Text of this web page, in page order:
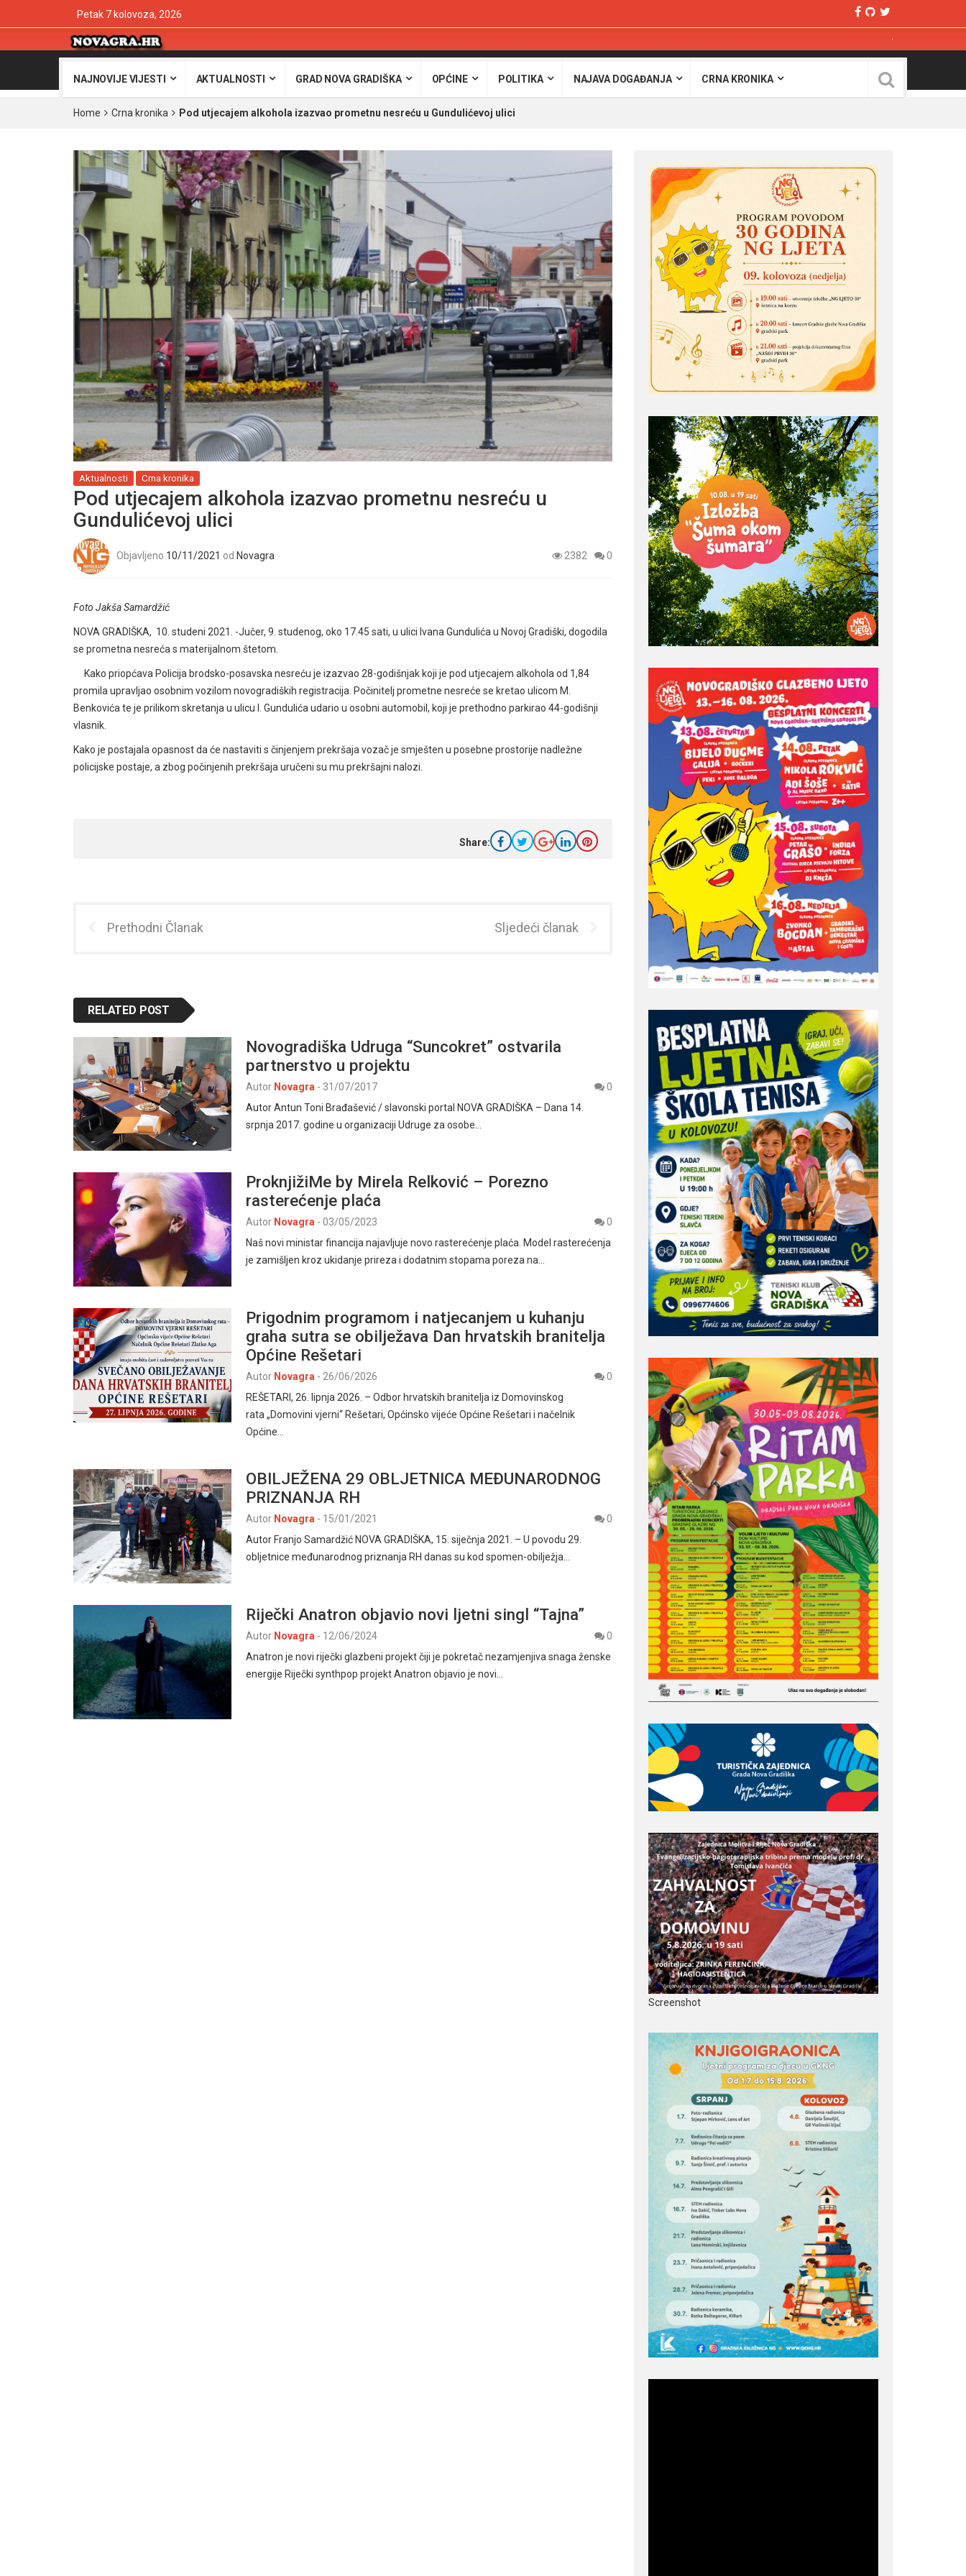
Petak 7 kolovoza, 2026
NAJNOVIJE VIJESTI AKTUALNOSTI GRAD NOVA GRADIŠKA OPĆINE POLITIKA NAJAVA DOGAĐANJA CRNA KRONIKA
Home Crna kronika Pod utjecajem alkohola izazvao prometnu nesreću u Gundulićevoj ulici
Aktualnosti Crna kronika
Pod utjecajem alkohola izazvao prometnu nesreću u
Gundulićevoj ulici
Objavljeno 10/11/2021 od Novagra 2382 0
Foto Jakša Samardžić
NOVA GRADIŠKA, 10. studeni 2021. -Jučer, 9. studenog, oko 17.45 sati, u ulici Ivana Gundulića u Novoj Gradiški, dogodila
se prometna nesreća s materijalnom štetom.
Kako priopćava Policija brodsko-posavska nesreću je izazvao 28-godišnjak koji je pod utjecajem alkohola od 1,84
promila upravljao osobnim vozilom novogradiških registracija. Počinitelj prometne nesreće se kretao ulicom M.
Benkovića te je prilikom skretanja u ulicu I. Gundulića udario u osobni automobil, koji je prethodno parkirao 44-godišnji
vlasnik.
Kako je postajala opasnost da će nastaviti s činjenjem prekršaja vozač je smješten u posebne prostorije nadležne
policijske postaje, a zbog počinjenih prekršaja uručeni su mu prekršajni nalozi.
Share:
Prethodni Članak Sljedeći članak
RELATED POST
Novogradiška Udruga “Suncokret” ostvarila
partnerstvo u projektu
Autor Novagra - 31/07/2017
0
Autor Antun Toni Brađašević / slavonski portal NOVA GRADIŠKA – Dana 14.
srpnja 2017. godine u organizaciji Udruge za osobe…
ProknjižiMe by Mirela Relković – Porezno
rasterećenje plaća
Autor Novagra - 03/05/2023
0
Naš novi ministar financija najavljuje novo rasterećenje plaća. Model rasterećenja
je zamišljen kroz ukidanje prireza i dodatnim stopama poreza na…
Prigodnim programom i natjecanjem u kuhanju
graha sutra se obilježava Dan hrvatskih branitelja
Općine Rešetari
Autor Novagra - 26/06/2026
0
REŠETARI, 26. lipnja 2026. – Odbor hrvatskih branitelja iz Domovinskog
rata „Domovini vjerni“ Rešetari, Općinsko vijeće Općine Rešetari i načelnik
Općine…
OBILJEŽENA 29 OBLJETNICA MEĐUNARODNOG
PRIZNANJA RH
Autor Novagra - 15/01/2021
0
Autor Franjo Samardžić NOVA GRADIŠKA, 15. siječnja 2021. – U povodu 29.
obljetnice međunarodnog priznanja RH danas su kod spomen-obilježja…
Riječki Anatron objavio novi ljetni singl “Tajna”
Autor Novagra - 12/06/2024
0
Anatron je novi riječki glazbeni projekt čiji je pokretač nezamjenjiva snaga ženske
energije Riječki synthpop projekt Anatron objavio je novi…
Screenshot